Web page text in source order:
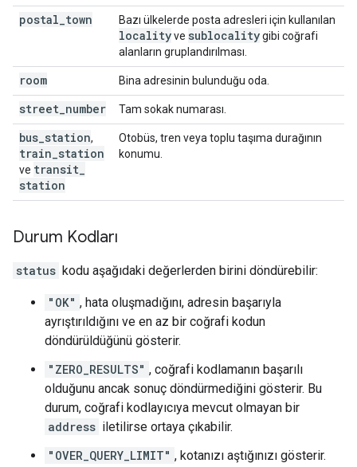
postal town Bazı ülkelerde posta adresleri için kullanılan
localityve sublocalitygibi coğrafi
alanların gruplandırılması.
room Bina adresinin bulunduğu oda.
street number Tam sokak numarası.
bus station,
train station
ve transit
station
Otobüs, tren veya toplu taşıma durağının
konumu.
Durum Kodları
status kodu aşağıdaki değerlerden birini döndürebilir:
"OK" , hata oluşmadığını, adresin başarıyla
ayrıştırıldığını ve en az bir coğrafi kodun
döndürüldüğünü gösterir.
"ZERO_RESULTS" , coğrafi kodlamanın başarılı
olduğunu ancak sonuç döndürmediğini gösterir. Bu
durum, coğrafi kodlayıcıya mevcut olmayan bir
address iletilirse ortaya çıkabilir.
"OVER_QUERY_LIMIT" , kotanızı aştığınızı gösterir.